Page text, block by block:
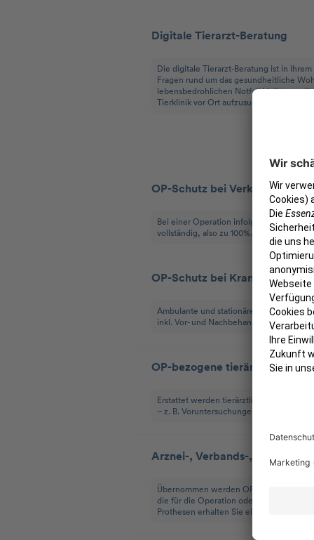
Digitale Tierarzt-Beratung
Die digitale Tierarzt-Beratung ist in
Fragen rund um das gesundheitliche
lebensbedrohlichen Notfall bleibt es
Tierklinik vor Ort aufzusuchen.
OP-Schutz bei Verkehrsunfall
Bei einer Operation infolge eines
vollständig, also zu 100%.
OP-Schutz bei Krankheit &
Ambulante und stationäre
inkl. Vor- und Nachbehandlung
OP-bezogene tierärztliche
Erstattet werden tierärztliche
– z. B. Voruntersuchungen, OP-
Arznei-, Verbands-, Heil- &
Übernommen werden OP-bezogene
die für die Operation oder Nachsorge
Prothesen erhalten Sie einmalig 500€.